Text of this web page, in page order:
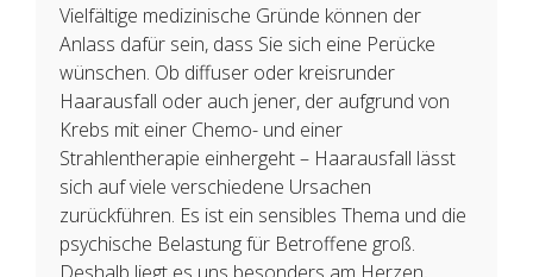
Vielfältige medizinische Gründe können der
Anlass dafür sein, dass Sie sich eine Perücke
wünschen. Ob diffuser oder kreisrunder
Haarausfall oder auch jener, der aufgrund von
Krebs mit einer Chemo- und einer
Strahlentherapie einhergeht – Haarausfall lässt
sich auf viele verschiedene Ursachen
zurückführen. Es ist ein sensibles Thema und die
psychische Belastung für Betroffene groß.